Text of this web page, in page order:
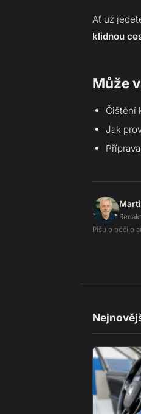
Ať už
klidnou
Může
Čištění
Jak
Píšu o péči o